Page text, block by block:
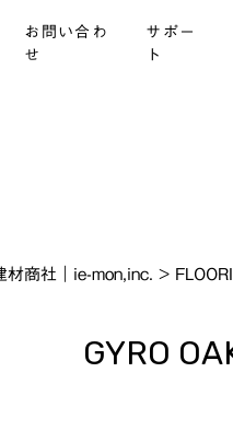
お問い合わ
せ
サポー
ト
材商社｜ie-mon,inc. >
GYRO